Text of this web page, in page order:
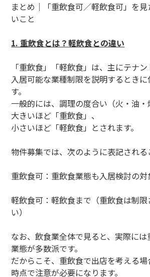
まとめ｜「重飲食可／軽飲食可」を
いこと
1. 重飲食とは？軽飲食との違い
「重飲食」「軽飲食」は、主にテナ
入居可能な業種制限を説明するとき
す。
一般的には、調理の度合い（火・油
大きいほど「重飲食」、
小さいほど「軽飲食」とされます。
物件募集では、次のように表記される
重飲食可：重飲食業態も入居検討の対
軽飲食可：軽飲食まで（重飲食は制
い）
なお、飲食業全体で見ると、実際に
業態が多数派です。
だからこそ、重飲食で出店を考える
時点で注意が必要になります。